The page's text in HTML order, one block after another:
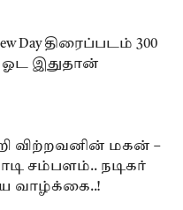
Day திரைப்படம் 300
ஓட இதுதான்
விற்றவனின் மகன் –
சம்பளம்.. நடிகர்
வாழ்க்கை..!